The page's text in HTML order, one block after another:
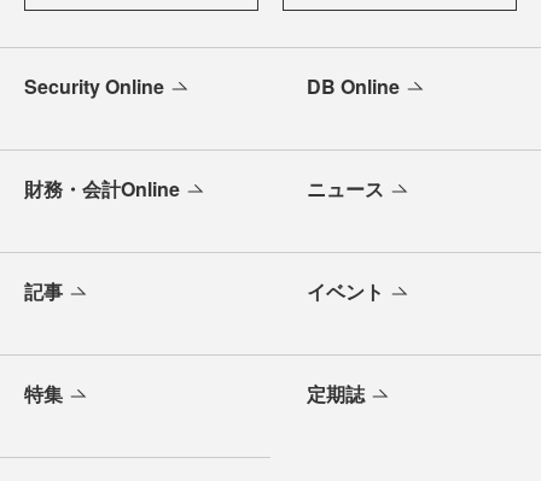
Security Online DB Online
財務・会計Online ニュース
記事 イベント
特集 定期誌